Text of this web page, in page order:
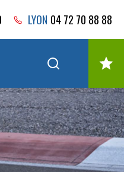
LYON 04 72 70 88 88